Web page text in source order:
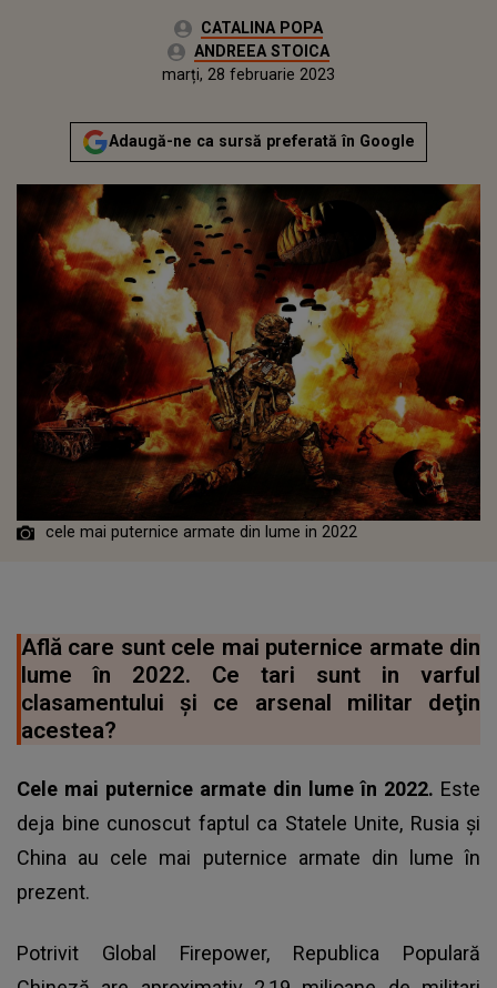
Autor:CATALINA POPA
Editor Web:
ANDREEA STOICA
luni, 28 februarie 2022Actualizat:
marți, 28 februarie 2023
Adaugă-ne ca sursă preferată în Google
cele mai puternice armate din lume in 2022
Află care sunt cele mai puternice armate din
lume în 2022. Ce tari sunt in varful
clasamentului şi ce arsenal militar deţin
acestea?
Cele mai puternice armate din lume în 2022. Este
deja bine cunoscut faptul ca Statele Unite, Rusia și
China au cele mai puternice armate din lume în
prezent.
Potrivit Global Firepower, Republica Populară